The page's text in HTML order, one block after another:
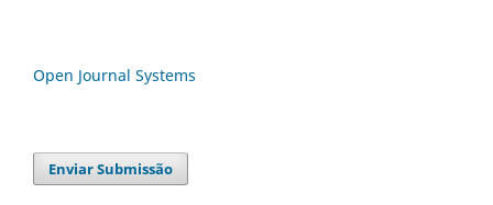
Open Journal Systems
Enviar Submissão